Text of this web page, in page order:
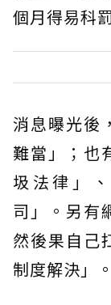
個月得易科
消息曝光後
難當」；也
圾法律」
司」。另有
然後果自己
制度解決」。